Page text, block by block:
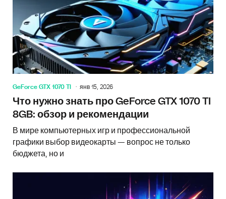
GeForce GTX 1070 TI янв 15, 2026
Что нужно знать про GeForce GTX 1070 TI
8GB: обзор и рекомендации
В мире компьютерных игр и профессиональной
графики выбор видеокарты — вопрос не только
бюджета, но и